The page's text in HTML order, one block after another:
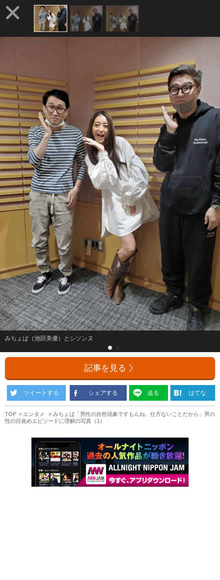
みちょぱ（池田美優）とシソンヌ
記事を見る
ツイートする シェアする 送る はてな
TOP エンタメ
みちょぱ「男性の自然現象ですもんね、仕方ないことだから」男の
性の目覚めエピソードに理解の写真（1）